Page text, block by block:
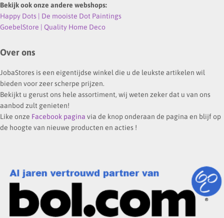
Bekijk ook onze andere webshops:
Happy Dots | De mooiste Dot Paintings
GoebelStore | Quality Home Deco
Over ons
JobaStores is een eigentijdse winkel die u de leukste artikelen wil
bieden voor zeer scherpe prijzen.
Bekijkt u gerust ons hele assortiment, wij weten zeker dat u van ons
aanbod zult genieten!
Like onze Facebook pagina via de knop onderaan de pagina en blijf op
de hoogte van nieuwe producten en acties !